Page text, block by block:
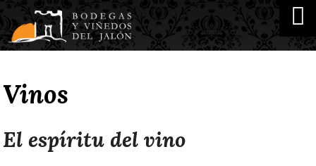
Vinos
El espíritu del vino